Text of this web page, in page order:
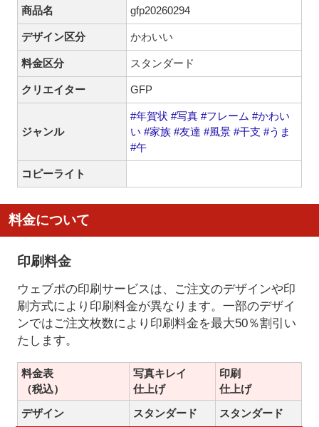
商品名 gfp20260294
デザイン区分 かわいい
料金区分 スタンダード
クリエイター GFP
ジャンル
#年賀状 #写真 #フレーム #かわい
い #家族 #友達 #風景 #干支 #うま
#午
コピーライト
料金について
印刷料金
ウェブポの印刷サービスは、ご注文のデザインや印
刷方式により印刷料金が異なります。一部のデザイ
ンではご注文枚数により印刷料金を最大50％割引い
たします。
料金表
（税込）
写真キレイ
仕上げ
印刷
仕上げ
デザイン
スタンダード スタンダード